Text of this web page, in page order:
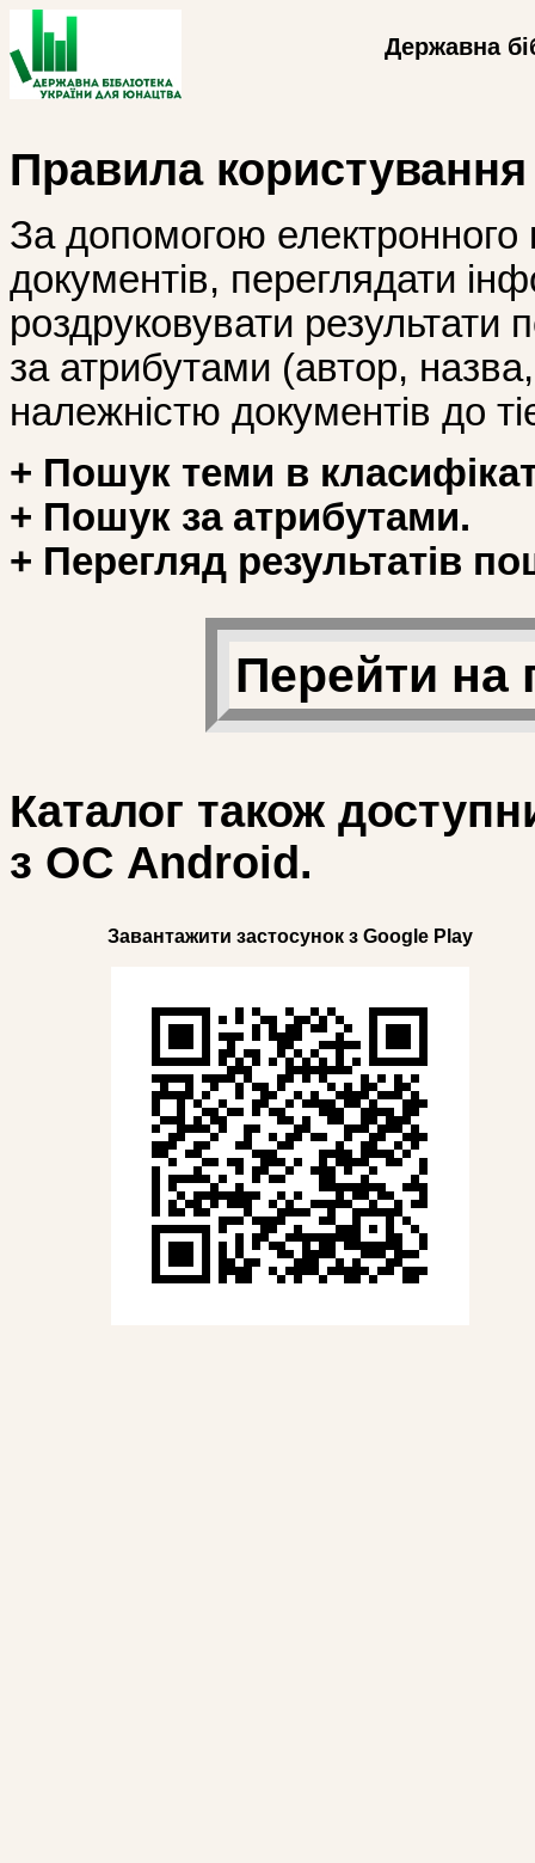
Державна
Правила
За допомогою
документів, переглядати
роздруковувати
за атрибутами (автор, назва,
належністю документів до
+ Пошук теми в
+ Пошук за атрибутами.
+ Перегляд результатів
Перейти на
Каталог також
з ОС Android.
Завантажити застосунок з Google Play